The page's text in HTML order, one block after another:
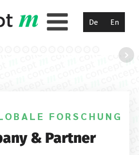
De En
FORSCHUNG
& Partner